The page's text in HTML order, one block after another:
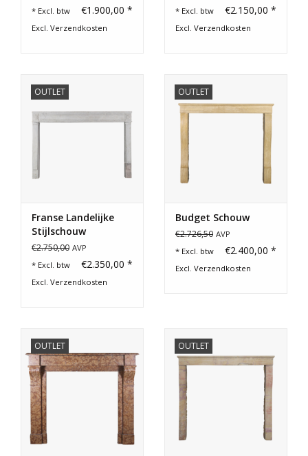
€1.900,00 *
* Excl. btw
Excl. Verzendkosten
€2.150,00 *
* Excl. btw
Excl. Verzendkosten
OUTLET
Franse Landelijke
Stijlschouw
€2.750,00 AVP
€2.350,00 *
* Excl. btw
Excl. Verzendkosten
OUTLET
Budget Schouw
€2.726,50 AVP
€2.400,00 *
* Excl. btw
Excl. Verzendkosten
OUTLET OUTLET